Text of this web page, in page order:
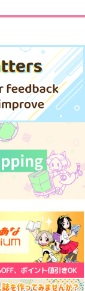
フロイド×リドル
作品詳細
Host family
水鏡
944円（税込）
レッド×グリーン